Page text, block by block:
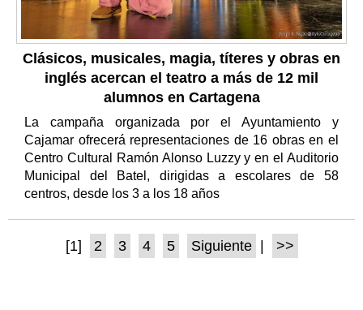
Clásicos, musicales, magia, títeres y obras en
inglés acercan el teatro a más de 12 mil
alumnos en Cartagena
La campaña organizada por el Ayuntamiento y
Cajamar ofrecerá representaciones de 16 obras en el
Centro Cultural Ramón Alonso Luzzy y en el Auditorio
Municipal del Batel, dirigidas a escolares de 58
centros, desde los 3 a los 18 años
[1] 2 3 4 5 Siguiente >>